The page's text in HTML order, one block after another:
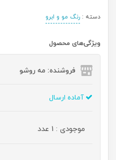
دسته : رنگ مو و ابرو
ویژگی‌های محصول
فروشنده: مه رو‌شو
آماده ارسال
موجودی : 1 عدد